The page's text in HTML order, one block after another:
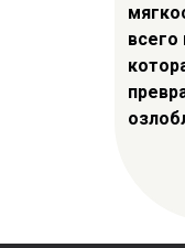
всего